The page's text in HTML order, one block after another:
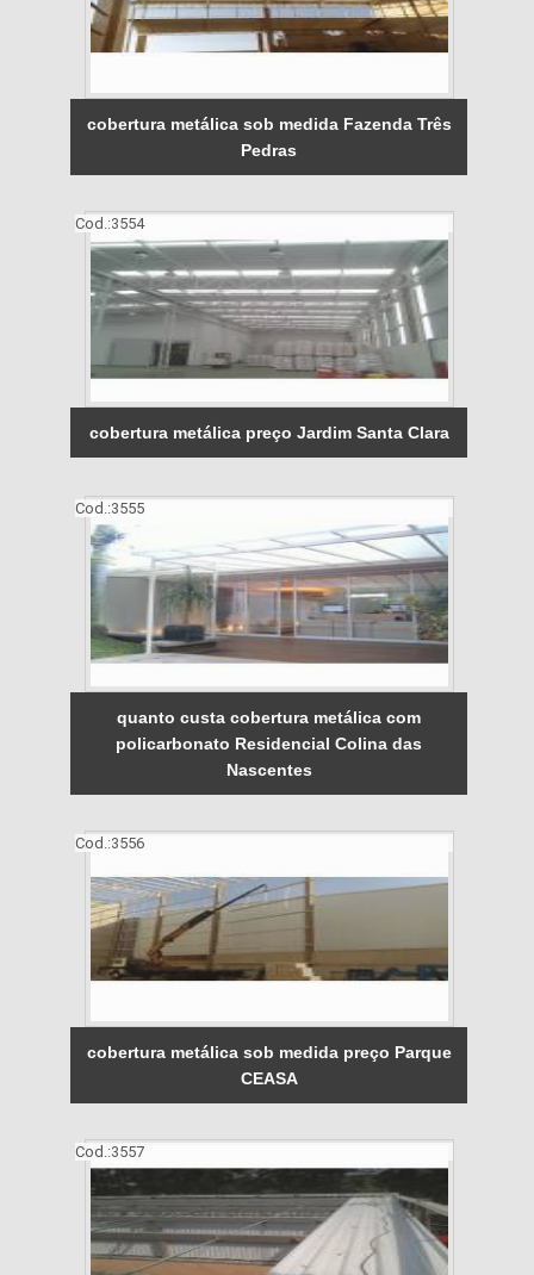
cobertura metálica sob medida Fazenda Três
Pedras
Cod.:3554
cobertura metálica preço Jardim Santa Clara
Cod.:3555
quanto custa cobertura metálica com
policarbonato Residencial Colina das
Nascentes
Cod.:3556
cobertura metálica sob medida preço Parque
CEASA
Cod.:3557